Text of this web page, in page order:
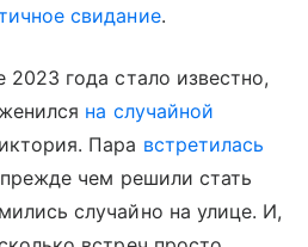
свидание.
года стало известно,
на случайной
Пара встретилась
чем решили стать
случайно на улице. И,